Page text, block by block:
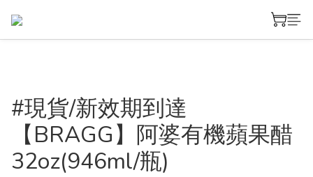
#現貨/新效期到達
【BRAGG】阿婆有機蘋果醋
32oz(946ml/瓶)